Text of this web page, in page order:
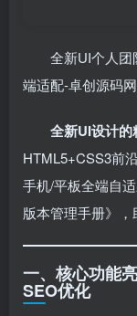
全新UI个人
端适配-卓创源码网
全新UI设计
HTML5+CSS3前
手机/平板全端自
版本管理手册》，
一、核心功能
SEO优化